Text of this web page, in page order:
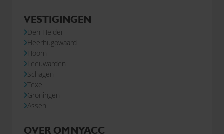
VESTIGINGEN
Den Helder
Heerhugowaard
Hoorn
Leeuwarden
Schagen
Texel
Groningen
Assen
OVER OMNYACC